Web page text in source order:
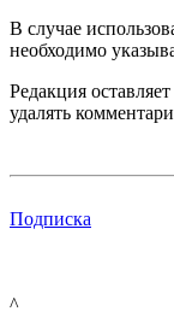
В случае
необходимо
Редакция
удалять
Подписка
^